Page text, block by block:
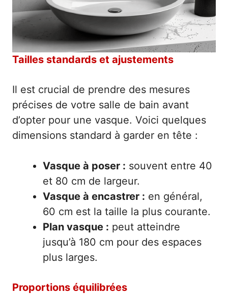
Tailles standards et ajustements
Il est crucial de prendre des mesures
précises de votre salle de bain avant
d’opter pour une vasque. Voici quelques
dimensions standard à garder en tête :
Vasque à poser : souvent entre 40
et 80 cm de largeur.
Vasque à encastrer : en général,
60 cm est la taille la plus courante.
Plan vasque : peut atteindre
jusqu’à 180 cm pour des espaces
plus larges.
Proportions équilibrées